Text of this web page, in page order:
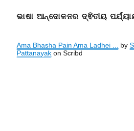
ଭାଷା ଆନ୍ଦୋଳନର ଦ୍ଵିତୀୟ
Ama Bhasha Pain Ama Ladhei ... by
Pattanayak on Scribd